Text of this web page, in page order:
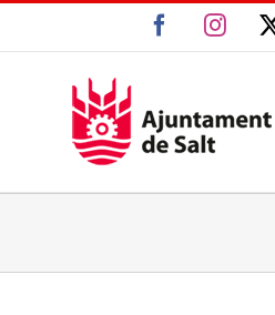
Facebook